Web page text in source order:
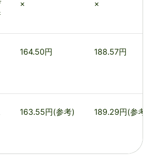
× ×
164.50円 188.57円
163.55円(参考) 189.29円(参考)